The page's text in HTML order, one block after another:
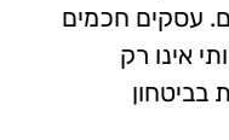
עסקים חכמים
אינו רק
בביטחון